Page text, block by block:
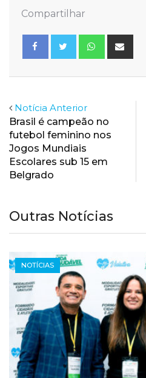
Compartilhar
Whatsapp
Notícia Anterior
Brasil é campeão no
futebol feminino nos
Jogos Mundiais
Escolares sub 15 em
Belgrado
Outras Notícias
NOTÍCIAS